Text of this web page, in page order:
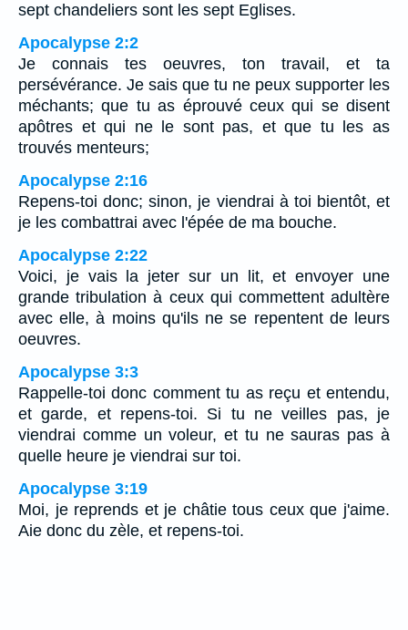
sept chandeliers sont les sept Eglises.
Apocalypse 2:2
Je connais tes oeuvres, ton travail, et ta
persévérance. Je sais que tu ne peux supporter les
méchants; que tu as éprouvé ceux qui se disent
apôtres et qui ne le sont pas, et que tu les as
trouvés menteurs;
Apocalypse 2:16
Repens-toi donc; sinon, je viendrai à toi bientôt, et
je les combattrai avec l'épée de ma bouche.
Apocalypse 2:22
Voici, je vais la jeter sur un lit, et envoyer une
grande tribulation à ceux qui commettent adultère
avec elle, à moins qu'ils ne se repentent de leurs
oeuvres.
Apocalypse 3:3
Rappelle-toi donc comment tu as reçu et entendu,
et garde, et repens-toi. Si tu ne veilles pas, je
viendrai comme un voleur, et tu ne sauras pas à
quelle heure je viendrai sur toi.
Apocalypse 3:19
Moi, je reprends et je châtie tous ceux que j'aime.
Aie donc du zèle, et repens-toi.